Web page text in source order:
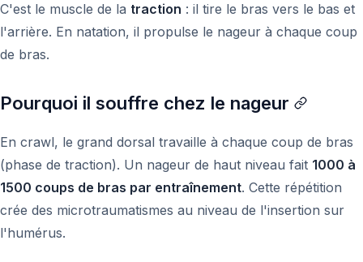
C'est le muscle de la traction : il tire le bras vers le bas et
l'arrière. En natation, il propulse le nageur à chaque coup
de bras.
Pourquoi il souffre chez le nageur
En crawl, le grand dorsal travaille à chaque coup de bras
(phase de traction). Un nageur de haut niveau fait 1000 à
1500 coups de bras par entraînement. Cette répétition
crée des microtraumatismes au niveau de l'insertion sur
l'humérus.